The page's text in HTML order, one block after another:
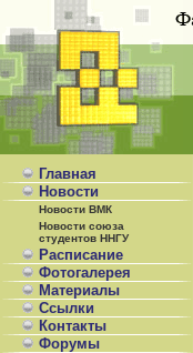
Главная
Новости
Новости ВМК
Новости союза
студентов ННГУ
Расписание
Фотогалерея
Материалы
Ссылки
Контакты
Форумы